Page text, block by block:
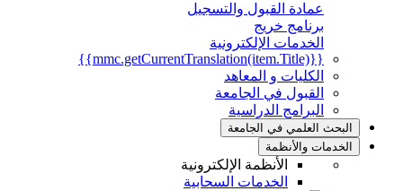
عمادة القبول والتسجيل
برنامج خريج
الخدمات الإلكترونية
{{mmc.getCurrentTranslation(item.Title)}}
الكليات و المعاهد
القبول في الجامعة
البرامج الدراسية
البحث العلمي في الجامعة
الخدمات والأنظمة
الأنظمة الإلكترونية
الخدمات السحابية